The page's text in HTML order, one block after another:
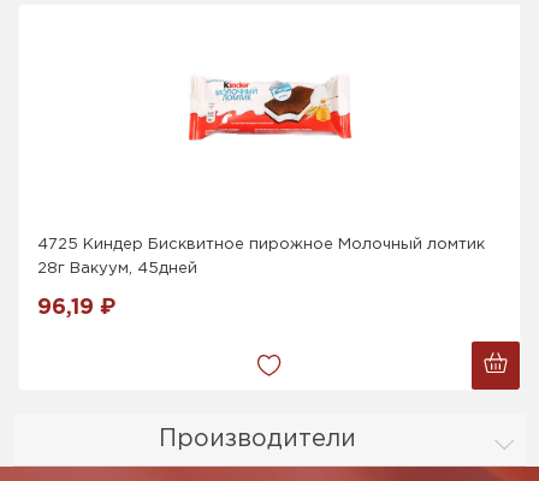
Производители
4725 Киндер Бисквитное пирожное Молочный ломтик
28г Вакуум, 45дней
96,19 ₽